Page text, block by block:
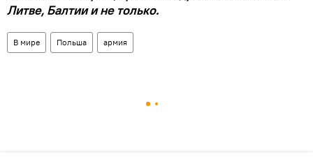
Литве, Балтии и не только.
В мире Польша армия